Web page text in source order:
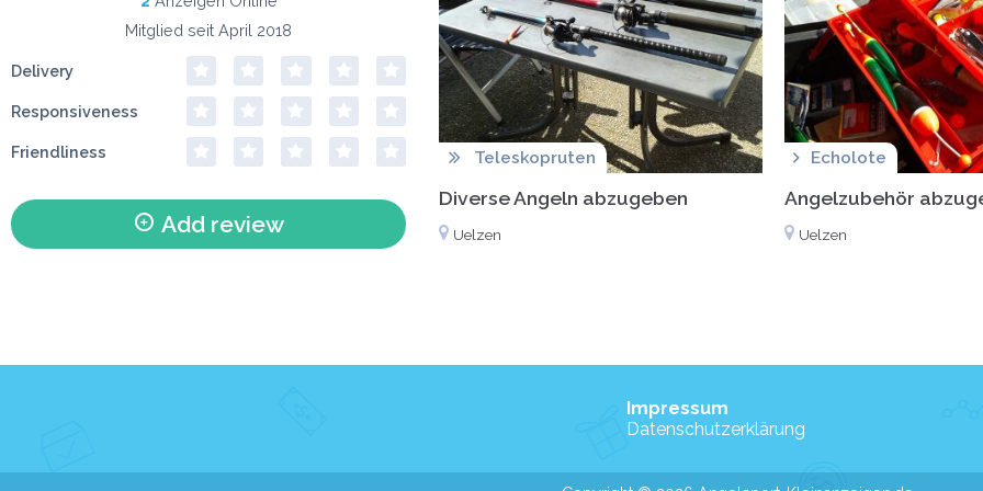
Teleskopruten
Diverse Angeln abzugeben
Uelzen
Echolote
Angelzubehör
Uelzen
Mitglied seit April 2018
Delivery
Responsiveness
Friendliness
Add review
Impressum
Datenschutzerklärung